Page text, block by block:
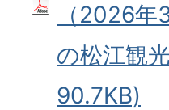
（2026
の松江観
90.7KB)